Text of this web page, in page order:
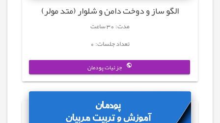
الگو ساز و دوخت دامن و شلوار (متد مولر)
مدت: 30 ساعت
تعداد جلسات: 0
جزئیات پودمان